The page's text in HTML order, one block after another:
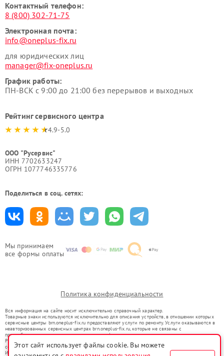
Мы принимаем
все формы оплаты
Контактный телефон:
8 (800) 302-71-75
Электронная почта:
info@oneplus-fix.ru
для юридических лиц
manager@fix-oneplus.ru
График работы:
ПН-ВСК с 9:00 до 21:00 без перерывов и выходных
Рейтинг сервисного центра
4.9-5.0
ООО "Русервис"
ИНН 7702633247
ОГРН 1077746335776
Поделиться в соц. сетях:
Политика конфиденциальности
Вся информация на сайте носит исключительно справочный характер.
Товарные знаки используются исключительно для описания устройств, в отношении которых
сервисные центры brn.oneplus-fix.ru предоставляют услуги по ремонту. Услуги оказываются в
неавторизованных сервисных центрах brn.oneplus-fix.ru, которые не связаны с
правообладателями товарных знаков или их официальными представителями.
Ремонт осуществляется для устройств, уже введенных в гражданский оборот в соответствии
со статьей 1487 ГК РФ.
Использование товарных знаков не преследует цели индивидуализации услуг или введения
Этот сайт использует файлы cookie. Вы можете